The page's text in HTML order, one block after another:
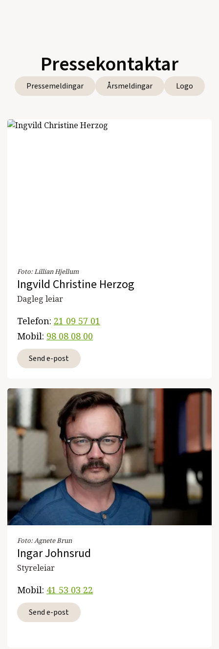
Pressekontaktar
Pressemeldingar Årsmeldingar Logo
Foto:Lillian Hjellum
Ingvild Christine Herzog
Dagleg leiar
Telefon: 21 09 57 01
Mobil: 98 08 08 00
Send e-post
Foto:Agnete Brun
Ingar Johnsrud
Styreleiar
Mobil: 41 53 03 22
Send e-post